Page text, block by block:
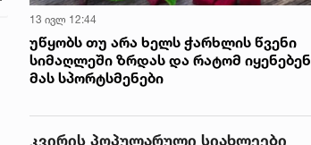
13 ივლ 12:44
უწყობს თუ არა ხელს ჭარხლის წვენი
სიმაღლეში ზრდას და რატომ იყენებენ
მას სპორტსმენები
კვირის პოპულარული სიახლეები